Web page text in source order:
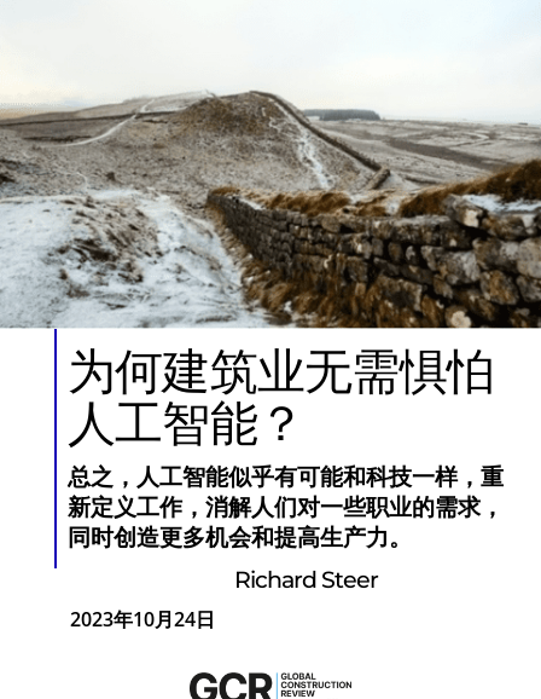
为何建筑业无需惧怕
人工智能？
总之，人工智能似乎有可能和科技一样，重
新定义工作，消解人们对一些职业的需求，
同时创造更多机会和提高生产力。
Richard Steer
2023年10月24日